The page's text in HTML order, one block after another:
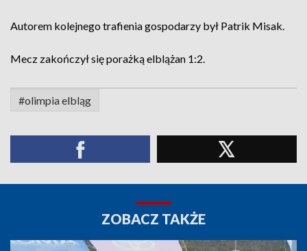
Autorem kolejnego trafienia gospodarzy był Patrik Misak.
Mecz zakończył się porażką elblążan 1:2.
#olimpia elbląg
ZOBACZ TAKŻE